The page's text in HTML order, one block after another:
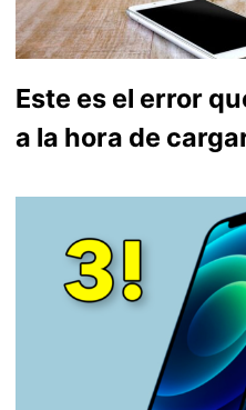
Este es el error
a la hora de